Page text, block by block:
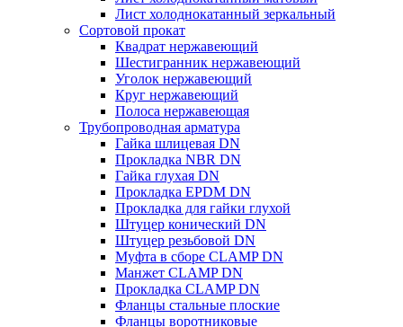
Лист холоднокатанный зеркальный
Сортовой прокат
Квадрат нержавеющий
Шестигранник нержавеющий
Уголок нержавеющий
Круг нержавеющий
Полоса нержавеющая
Трубопроводная арматура
Гайка шлицевая DN
Прокладка NBR DN
Гайка глухая DN
Прокладка EPDM DN
Прокладка для гайки глухой
Штуцер конический DN
Штуцер резьбовой DN
Муфта в сборе CLAMP DN
Манжет CLAMP DN
Прокладка CLAMP DN
Фланцы стальные плоские
Фланцы воротниковые